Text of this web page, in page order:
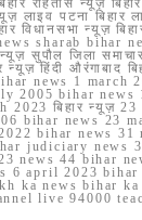
रोहतास न्यूज़
लाइव पटना
विधानसभा न्यूज़
sharab bihar
सुपौल जिला समाचार
न्यूज़ हिंदी
news 1 march
2005 bihar
2023 बिहार न्यूज़
bihar news 23
bihar news
judiciary news
news 44 bihar
6 april 2023
ka news bihar
live 94000